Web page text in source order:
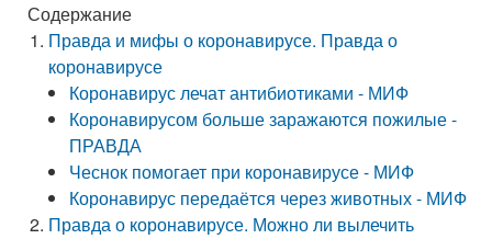
Содержание
Правда и мифы о коронавирусе. Правда о
коронавирусе
Коронавирус лечат антибиотиками - МИФ
Коронавирусом больше заражаются пожилые -
ПРАВДА
Чеснок помогает при коронавирусе - МИФ
Коронавирус передаётся через животных - МИФ
Правда о коронавирусе. Можно ли вылечить